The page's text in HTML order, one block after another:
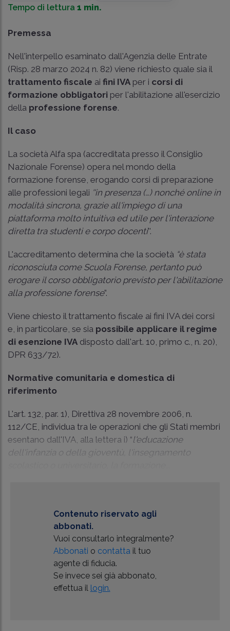
Tempo di lettura 1 min.
Premessa
Nell'interpello esaminato dall'Agenzia delle Entrate
(Risp. 28 marzo 2024 n. 82) viene richiesto quale sia il
trattamento fiscale ai fini IVA per i corsi di
formazione obbligatori per l'abilitazione all'esercizio
della professione forense.
Il caso
La società Alfa spa (accreditata presso il Consiglio
Nazionale Forense) opera nel mondo della
formazione forense, erogando corsi di preparazione
alle professioni legali ''in presenza (…) nonché online in
modalità sincrona, grazie all'impiego di una
piattaforma molto intuitiva ed utile per l'interazione
diretta tra studenti e corpo docenti''.
L'accreditamento determina che la società “è stata
riconosciuta come Scuola Forense, pertanto può
erogare il corso obbligatorio previsto per l'abilitazione
alla professione forense”.
Viene chiesto il trattamento fiscale ai fini IVA dei corsi
e, in particolare, se sia possibile applicare il regime
di esenzione IVA disposto dall'art. 10, primo c., n. 20),
DPR 633/72).
Normative comunitaria e domestica di
riferimento
L'art. 132, par. 1), Direttiva 28 novembre 2006, n.
112/CE, individua tra le operazioni che gli Stati membri
esentano dall'IVA, alla lettera i) “l'educazione
dell'infanzia o della gioventù, l'insegnamento
Contenuto riservato agli
abbonati.
Vuoi consultarlo integralmente?
Abbonati o contattail tuo
agente di fiducia.
Se invece sei già abbonato,
effettua il login.